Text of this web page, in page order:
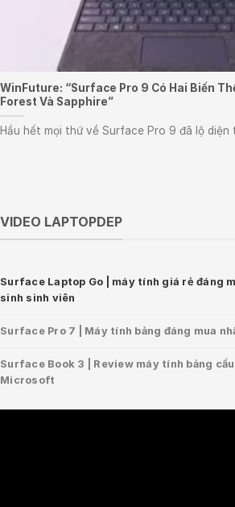
WinFuture: “Surface Pro 9 Có Hai Biến
Forest Và Sapphire”
Hầu hết mọi thứ về Surface Pro 9 đã lộ diện
VIDEO LAPTOPDEP
Surface Laptop Go | máy tính giá rẻ đáng
sinh sinh viên
Surface Pro 7 | Máy tính bảng đáng mua
Surface Book 3 | Review máy tính bảng
Microsoft